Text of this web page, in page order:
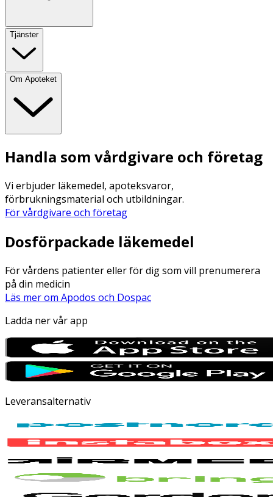
Tjänster
Om Apoteket
Handla som vårdgivare och företag
Vi erbjuder läkemedel, apoteksvaror,
förbrukningsmaterial och utbildningar.
För vårdgivare och företag
Dosförpackade läkemedel
För vårdens patienter eller för dig som vill prenumerera
på din medicin
Läs mer om Apodos och Dospac
Ladda ner vår app
Leveransalternativ